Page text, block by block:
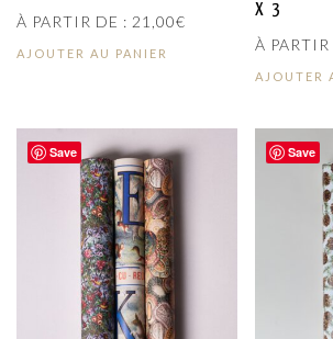
À PARTIR DE : 21,00€
AJOUTER AU PANIER
X3
À PARTIR
AJOUTER
Save Save